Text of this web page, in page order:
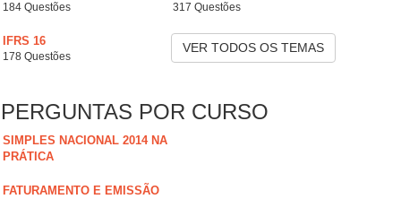
184 Questões 317 Questões
IFRS 16
178 Questões
VER TODOS OS TEMAS
PERGUNTAS POR CURSO
SIMPLES NACIONAL 2014 NA
PRÁTICA
FATURAMENTO E EMISSÃO